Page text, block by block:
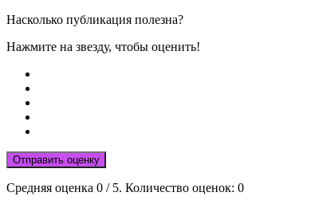
Насколько публикация полезна?
Нажмите на звезду, чтобы оценить!
Отправить оценку
Средняя оценка 0 / 5. Количество оценок: 0